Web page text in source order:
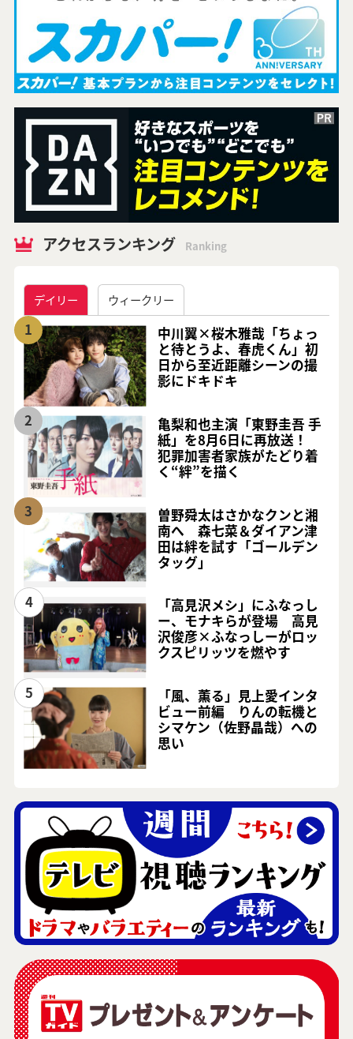
アクセスランキング Ranking
デイリー ウィークリー
1
中川翼×桜木雅哉「ちょっ
と待とうよ、春虎くん」初
日から至近距離シーンの撮
影にドキドキ
2
亀梨和也主演「東野圭吾 手
紙」を8月6日に再放送！
犯罪加害者家族がたどり着
く“絆”を描く
3
曽野舜太はさかなクンと湘
南へ 森七菜＆ダイアン津
田は絆を試す「ゴールデン
タッグ」
4
「高見沢メシ」にふなっし
ー、モナキらが登場 高見
沢俊彦×ふなっしーがロッ
クスピリッツを燃やす
5
「風、薫る」見上愛インタ
ビュー前編 りんの転機と
シマケン（佐野晶哉）への
思い